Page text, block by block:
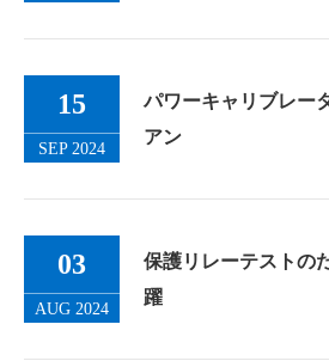
15
SEP 2024
パワーキャリブレー
アン
03
AUG 2024
保護リレーテストの
躍